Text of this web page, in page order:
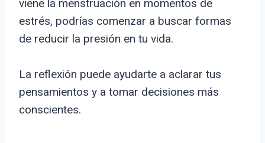
viene la menstruación en momentos de
estrés, podrías comenzar a buscar formas
de reducir la presión en tu vida.
La reflexión puede ayudarte a aclarar tus
pensamientos y a tomar decisiones más
conscientes.